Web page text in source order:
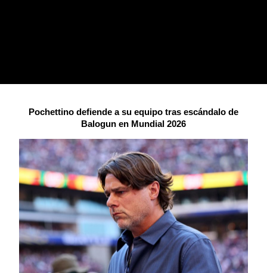
Pochettino defiende a su equipo tras escándalo de
Balogun en Mundial 2026